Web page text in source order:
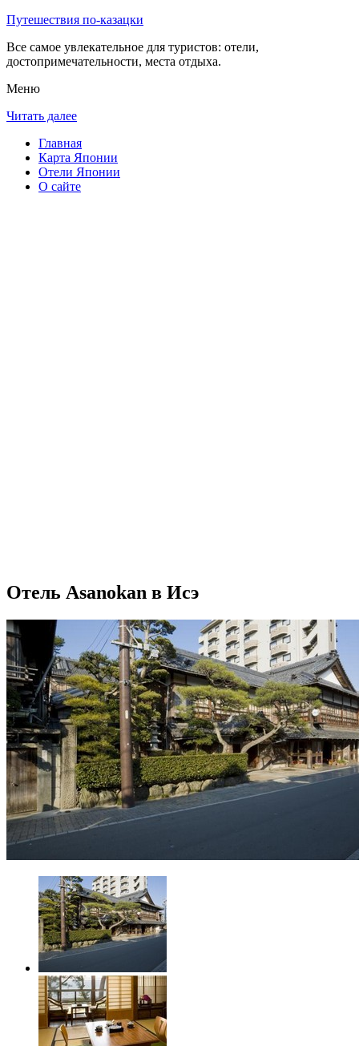
Путешествия по-казацки
Все самое увлекательное для туристов: отели,
достопримечательности, места отдыха.
Меню
Читать далее
Главная
Карта Японии
Отели Японии
О сайте
Отель Asanokan в Исэ